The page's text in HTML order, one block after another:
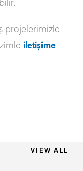
projelerimizle
iletişime
VIEW ALL